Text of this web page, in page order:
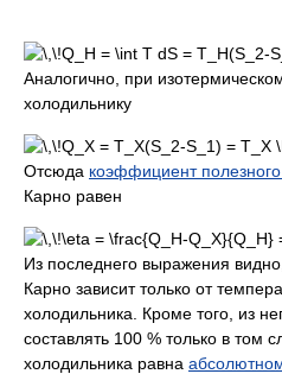
Аналогично, при
холодильнику
Отсюда коэффициент
Карно равен
Из последнего выражения
Карно зависит только от
холодильника. Кроме того, из
составлять 100 % только в том
холодильника равна